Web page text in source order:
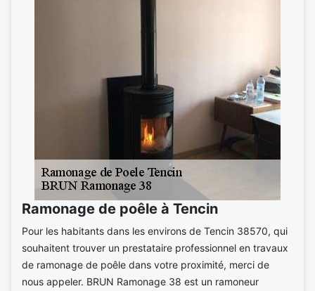
Ramonage de poêle à Tencin
Pour les habitants dans les environs de Tencin 38570, qui
souhaitent trouver un prestataire professionnel en travaux
de ramonage de poêle dans votre proximité, merci de
nous appeler. BRUN Ramonage 38 est un ramoneur